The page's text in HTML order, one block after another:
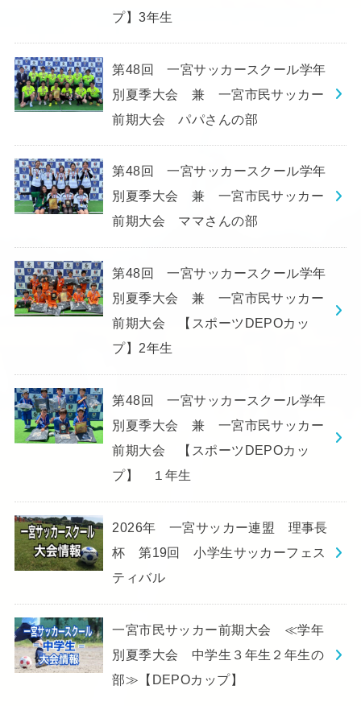
プ】3年生
第48回 一宮サッカースクール学年
別夏季大会 兼 一宮市民サッカー
前期大会 パパさんの部
第48回 一宮サッカースクール学年
別夏季大会 兼 一宮市民サッカー
前期大会 ママさんの部
第48回 一宮サッカースクール学年
別夏季大会 兼 一宮市民サッカー
前期大会 【スポーツDEPOカッ
プ】2年生
第48回 一宮サッカースクール学年
別夏季大会 兼 一宮市民サッカー
前期大会 【スポーツDEPOカッ
プ】 １年生
2026年 一宮サッカー連盟 理事長
杯 第19回 小学生サッカーフェス
ティバル
一宮市民サッカー前期大会 ≪学年
別夏季大会 中学生３年生２年生の
部≫【DEPOカップ】